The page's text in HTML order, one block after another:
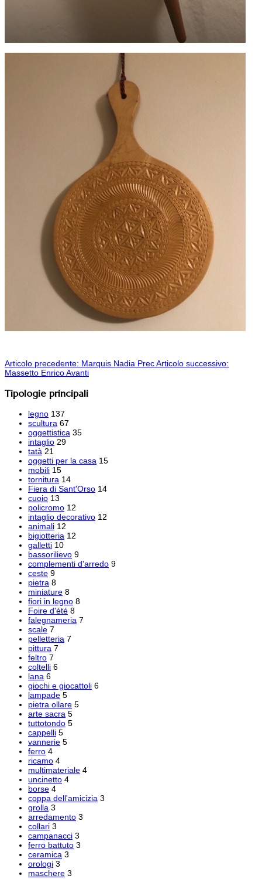
Articolo precedente: Marquis Nadia PrecArticolo successivo:
Massetto EnricoAvanti
Tipologie principali
legno 137
scultura 67
oggettistica 35
intaglio 29
tatà 21
oggetti per la casa 15
mobili 15
tornitura 14
Fiera di Sant'Orso 14
cuoio 13
policromo 12
intaglio decorativo 12
animali 12
bigiotteria 12
galletti 10
bassorilievo 9
complementi d'arredo 9
ceste 9
pietra 8
miniature 8
fiori in legno 8
Foire d'été 8
falegnameria 7
scale 7
pelletteria 7
pittura 7
feltro 7
coltelli 6
lana 6
giochi e giocattoli 6
lampade 5
pietra ollare 5
arte sacra 5
tuttotondo 5
cappelli 5
vannerie 5
ferro 4
ricamo 4
multimateriale 4
uncinetto 4
borse 4
coppa dell'amicizia 3
grolla 3
arredamento 3
collari 3
campanacci 3
ferro battuto 3
ceramica 3
orologi 3
maschere 3